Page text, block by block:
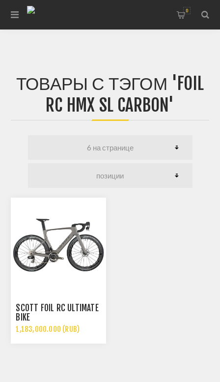
0
ТОВАРЫ С ТЭГОМ 'FOIL
RC HMX SL CARBON'
SCOTT FOIL RC ULTIMATE
BIKE
1,183,000.000 (RUB)